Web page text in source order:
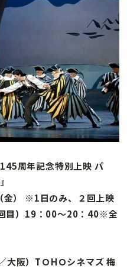
周年記念特別上映 パ
） ※1日のみ、２回上映
目）19：00〜20：40※全
大阪）TＯHＯシネマズ 梅